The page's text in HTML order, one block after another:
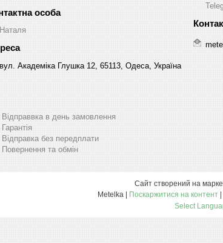
Наталя
вул. Академіка Глушка 12, 65113, Одеса, Україна
Відправвка в день замовлення
Гарантія
Відправка без передплати
Повернення та обмін
Сайт створений на
Поскаржитися на контент
Select